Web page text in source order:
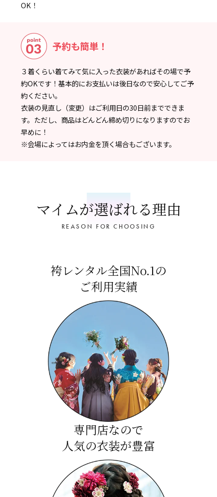
OK！
予約も簡単！
３着くらい着てみて気に入った衣装があればその場で予
約OKです！基本的にお支払いは後日なので安心してご予
約ください。
衣装の見直し（変更）はご利用日の30日前までできま
す。ただし、商品はどんどん締め切りになりますのでお
早めに！
※会場によってはお内金を頂く場合もございます。
マイムが選ばれる理由
REASON FOR CHOOSING
袴レンタル全国No.1の
ご利用実績
専門店なので
人気の衣装が豊富